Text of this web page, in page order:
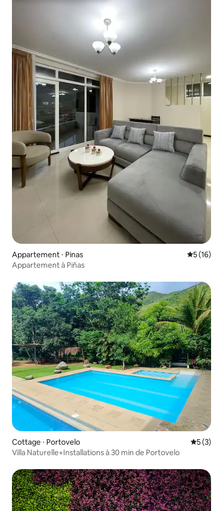
Appartement ⋅ Pinas
5 (16)
Appartement à Piñas
Cottage ⋅ Portovelo
5 (3)
Villa Naturelle+Installations à 30 min de Portovelo